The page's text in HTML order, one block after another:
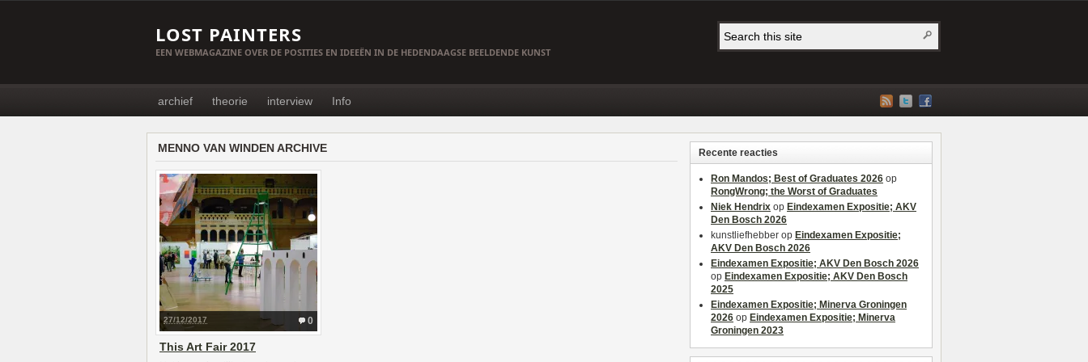
LOST PAINTERS
EEN WEBMAGAZINE OVER DE POSITIES EN IDEEËN IN DE HEDENDAAGSE BEELDENDE KUNST
archief theorie interview Info
MENNO VAN WINDEN ARCHIVE
0
27/12/2017
This Art Fair 2017
Recente reacties
Ron Mandos; Best of Graduates 2026 op
RongWrong; the Worst of Graduates
Niek Hendrix op Eindexamen Expositie; AKV
Den Bosch 2026
kunstliefhebber op Eindexamen Expositie;
AKV Den Bosch 2026
Eindexamen Expositie; AKV Den Bosch 2026
op Eindexamen Expositie; AKV Den Bosch
2025
Eindexamen Expositie; Minerva Groningen
2026 op Eindexamen Expositie; Minerva
Groningen 2023